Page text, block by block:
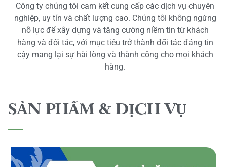
Công ty chúng tôi cam kết cung cấp các dịch vụ chuyên
nghiệp, uy tín và chất lượng cao. Chúng tôi không ngừng
nỗ lực để xây dựng và tăng cường niềm tin từ khách
hàng và đối tác, với mục tiêu trở thành đối tác đáng tin
cậy mang lại sự hài lòng và thành công cho mọi khách
hàng.
SẢN PHẨM & DỊCH VỤ